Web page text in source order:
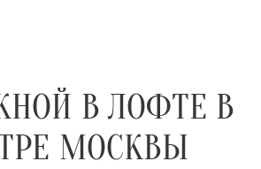
В ЛОФТЕ В
МОСКВЫ